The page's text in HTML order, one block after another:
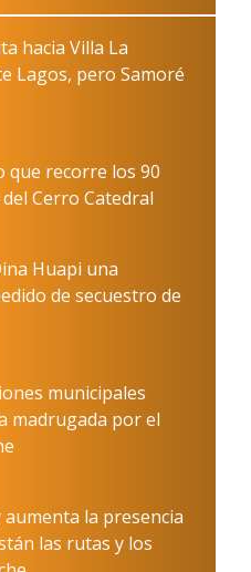
hacia Villa La
Lagos, pero Samoré
que recorre los 90
Cerro Catedral
Huapi una
de secuestro de
municipales
madrugada por el
la presencia
las rutas y los